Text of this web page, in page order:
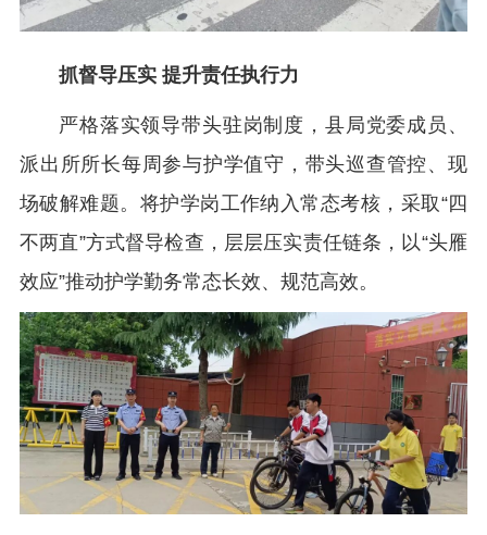
抓督导压实 提升责任执行力
严格落实领导带头驻岗制度，县局党委成员、
派出所所长每周参与护学值守，带头巡查管控、现
场破解难题。将护学岗工作纳入常态考核，采取“四
不两直”方式督导检查，层层压实责任链条，以“头雁
效应”推动护学勤务常态长效、规范高效。